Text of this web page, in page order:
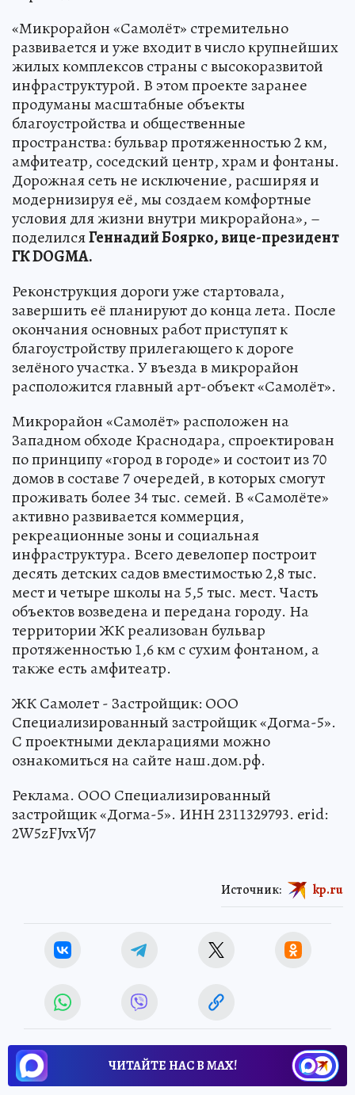
«Микрорайон «Самолёт» стремительно
развивается и уже входит в число крупнейших
жилых комплексов страны с высокоразвитой
инфраструктурой. В этом проекте заранее
продуманы масштабные объекты
благоустройства и общественные
пространства: бульвар протяженностью 2 км,
амфитеатр, соседский центр, храм и фонтаны.
Дорожная сеть не исключение, расширяя и
модернизируя её, мы создаем комфортные
условия для жизни внутри микрорайона», –
поделилсяГеннадий Боярко, вице-президент
ГК DOGMA.
Реконструкция дороги уже стартовала,
завершить её планируют до конца лета. После
окончания основных работ приступят к
благоустройству прилегающего к дороге
зелёного участка. У въезда в микрорайон
расположится главный арт-объект «Самолёт».
Микрорайон «Самолёт» расположен на
Западном обходе Краснодара, спроектирован
по принципу «город в городе» и состоит из 70
домов в составе 7 очередей, в которых смогут
проживать более 34 тыс. семей. В «Самолёте»
активно развивается коммерция,
рекреационные зоны и социальная
инфраструктура. Всего девелопер построит
десять детских садов вместимостью 2,8 тыс.
мест и четыре школы на 5,5 тыс. мест. Часть
объектов возведена и передана городу. На
территории ЖК реализован бульвар
протяженностью 1,6 км с сухим фонтаном, а
также есть амфитеатр.
ЖК Самолет - Застройщик: ООО
Специализированный застройщик «Догма-5».
С проектными декларациями можно
ознакомиться на сайте наш.дом.рф.
Реклама. ООО Специализированный
застройщик «Догма-5». ИНН 2311329793. erid:
2W5zFJvxVj7
Источник: kp.ru
ЧИТАЙТЕ НАС В МАХ!